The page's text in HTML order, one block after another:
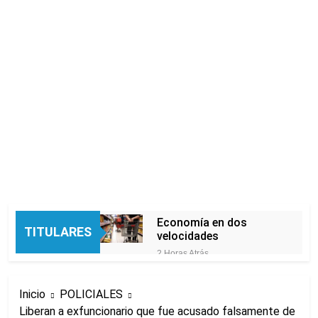
TITULARES
Economía en dos
velocidades
2 Horas Atrás
Jorge Messi
Inicio
POLICIALES
Liberan a exfuncionario que fue acusado falsamente de